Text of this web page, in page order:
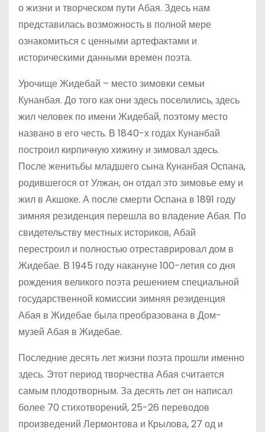
о жизни и творческом пути Абая. Здесь нам
представилась возможность в полной мере
ознакомиться с ценными артефактами и
историческими данными времен поэта.
Урочище Жидебай – место зимовки семьи
Кунанбая. До того как они здесь поселились, здесь
жил человек по имени Жидебай, поэтому место
названо в его честь. В 1840-х годах Кунанбай
построил кирпичную хижину и зимовал здесь.
После женитьбы младшего сына Кунанбая Оспана,
родившегося от Улжан, он отдал это зимовье ему и
жил в Акшоке. А после смерти Оспана в 1891 году
зимняя резиденция перешла во владение Абая. По
свидетельству местных историков, Абай
перестроил и полностью отреставрировал дом в
Жидебае. В 1945 году накануне 100-летия со дня
рождения великого поэта решением специальной
государственной комиссии зимняя резиденция
Абая в Жидебае была преобразована в Дом-
музей Абая в Жидебае.
Последние десять лет жизни поэта прошли именно
здесь. Этот период творчества Абая считается
самым плодотворным. За десять лет он написал
более 70 стихотворений, 25-26 переводов
произведений Лермонтова и Крылова, 27 од и